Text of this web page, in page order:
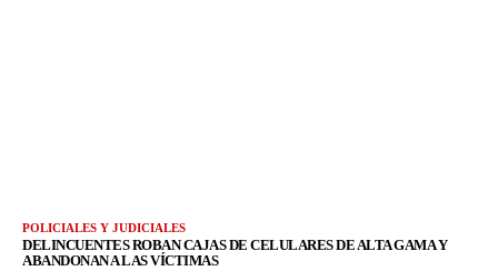
POLICIALES Y JUDICIALES
DELINCUENTES ROBAN CAJAS DE CELULARES DE ALTA GAMA Y
ABANDONAN A LAS VÍCTIMAS